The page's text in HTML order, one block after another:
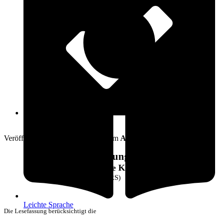
Leichte Sprache
Veröffentlicht am: 16. Mai 2014 vom Amt Warnow-West
Straßenreinigungssatzung
der Gemeinde Kritzmow
(StrRS)
Die Lesefassung berücksichtigt die